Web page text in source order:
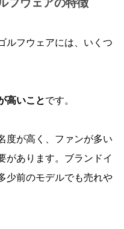
フウェアの特徴
ルフウェアには、いくつ
高いことです。
度が高く、ファンが多い
があります。ブランドイ
少前のモデルでも売れや